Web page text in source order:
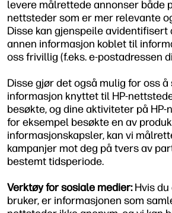
levere målrettede annonser både
nettsteder som er mer relevante
Disse kan gjenspeile
annen informasjon koblet til
oss frivillig (f.eks. e-postadressen
Disse gjør det også mulig for oss å
informasjon knyttet til HP-
besøkte, og dine aktiviteter på HP-
for eksempel besøkte en av
informasjonskapsler, kan vi
kampanjer mot deg på tvers av
bestemt tidsperiode.
Verktøy for sosiale medier:Hvis du
bruker, er informasjonen som